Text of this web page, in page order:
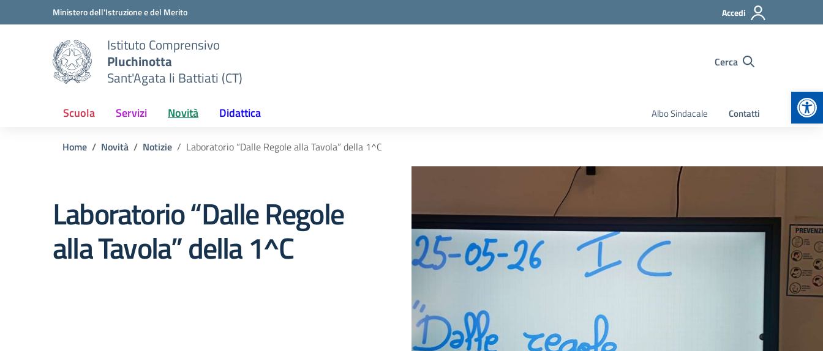
Vai ai contenuti
Vai al menu di navigazioneMinistero dell'Istruzione e del Merito Accedi
Istituto Comprensivo
Pluchinotta
Sant'Agata li Battiati (CT)
Cerca
Scuola Servizi Novità Didattica Albo Sindacale Contatti
Home Novità Notizie Laboratorio “Dalle Regole alla Tavola” della 1^C
Laboratorio “Dalle Regole
alla Tavola” della 1^C